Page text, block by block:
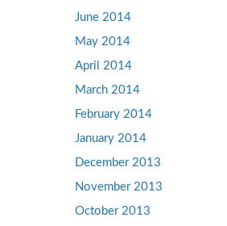
June 2014
May 2014
April 2014
March 2014
February 2014
January 2014
December 2013
November 2013
October 2013